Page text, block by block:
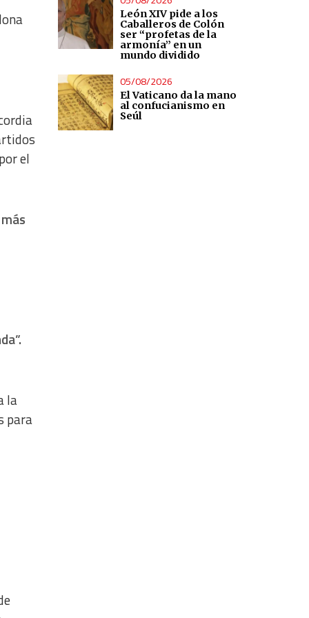
el
la
para
León XIV pide a los
Caballeros de Colón
ser “profetas de la
armonía” en un
mundo dividido
05/08/2026
El Vaticano da la mano
al confucianismo en
Seúl